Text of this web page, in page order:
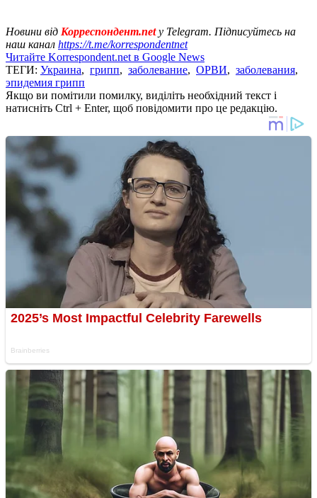
Новини від Корреспондент.netу Telegram. Підписуйтесь на
наш канал https://t.me/korrespondentnet
Читайте Korrespondent.net в Google News
ТЕГИ: Украина, грипп, заболевание, ОРВИ, заболевания,
эпидемия грипп
Якщо ви помітили помилку, виділіть необхідний текст і
натисніть Ctrl + Enter, щоб повідомити про це редакцію.